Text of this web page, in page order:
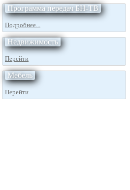
Программа передач БН-ТВ
Подробнее...
Недвижимость
Перейти
Мебель
Перейти